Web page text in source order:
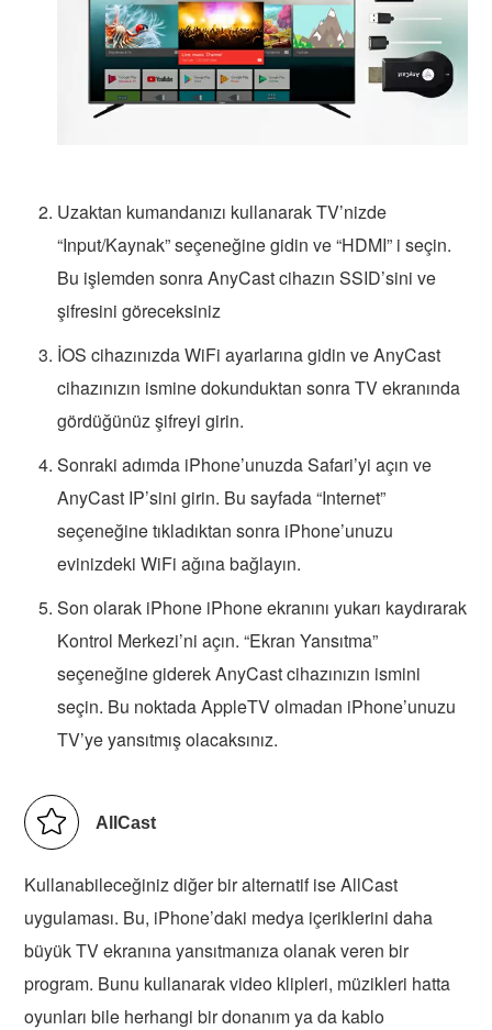
Uzaktan kumandanızı kullanarak TV’nizde
“Input/Kaynak” seçeneğine gidin ve “HDMI” i seçin.
Bu işlemden sonra AnyCast cihazın SSID’sini ve
şifresini göreceksiniz
İOS cihazınızda WiFi ayarlarına gidin ve AnyCast
cihazınızın ismine dokunduktan sonra TV ekranında
gördüğünüz şifreyi girin.
Sonraki adımda iPhone’unuzda Safari’yi açın ve
AnyCast IP’sini girin. Bu sayfada “Internet”
seçeneğine tıkladıktan sonra iPhone’unuzu
evinizdeki WiFi ağına bağlayın.
Son olarak iPhone iPhone ekranını yukarı kaydırarak
Kontrol Merkezi’ni açın. “Ekran Yansıtma”
seçeneğine giderek AnyCast cihazınızın ismini
seçin. Bu noktada AppleTV olmadan iPhone’unuzu
TV’ye yansıtmış olacaksınız.
AllCast
Kullanabileceğiniz diğer bir alternatif ise AllCast
uygulaması. Bu, iPhone’daki medya içeriklerini daha
büyük TV ekranına yansıtmanıza olanak veren bir
program. Bunu kullanarak video klipleri, müzikleri hatta
oyunları bile herhangi bir donanım ya da kablo